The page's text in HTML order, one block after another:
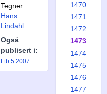
Tegner:
Hans
Lindahl
Også
publisert i:
Ftb 5 2007
1470
1471
1472
1473
1474
1475
1476
1477